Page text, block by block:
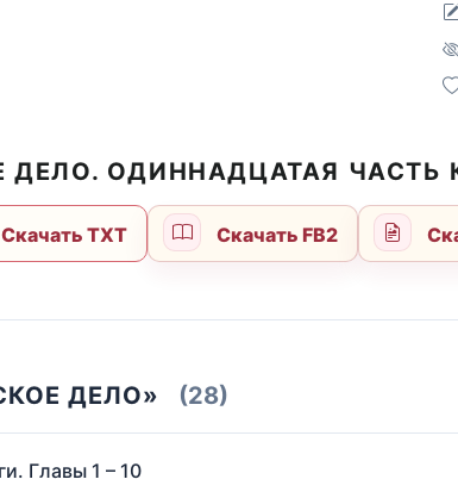
ДЕЛО. ОДИННАДЦАТАЯ ЧАСТЬ
Скачать TXT Скачать FB2
ДЕЛО» (28)
Главы 1 – 10